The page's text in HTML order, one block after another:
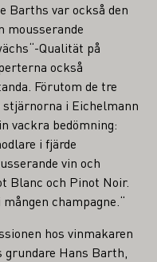
Barths var också den
mousserande
Qualität på
också
Förutom de tre
i Eichelmann
vackra bedömning:
i fjärde
vin och
Blanc och Pinot Noir.
champagne.“
hos vinmakaren
Hans Barth,